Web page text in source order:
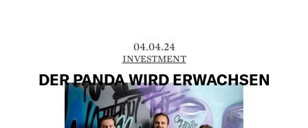
04.04.24
INVESTMENT
DER PANDA WIRD ERWACHSEN